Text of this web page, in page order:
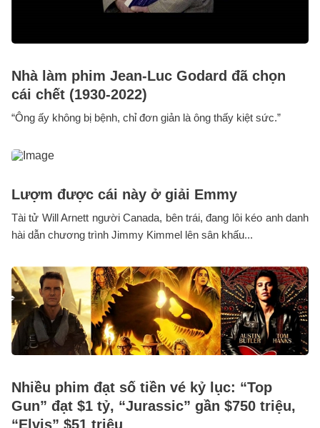
Nhà làm phim Jean-Luc Godard đã chọn
cái chết (1930-2022)
“Ông ấy không bị bệnh, chỉ đơn giản là ông thấy kiệt sức.”
Lượm được cái này ở giải Emmy
Tài tử Will Arnett người Canada, bên trái, đang lôi kéo anh danh
hài dẫn chương trình Jimmy Kimmel lên sân khấu...
Nhiều phim đạt số tiền vé kỷ lục: “Top
Gun” đạt $1 tỷ, “Jurassic” gần $750 triệu,
“Elvis” $51 triệu